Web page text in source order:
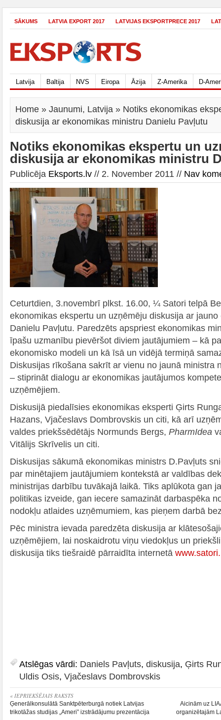
SĀKUMS LATVIA EXPORT 2017 LATVIJAS EKSPORTPRECE 2017
Latvija Baltija NVS Eiropa Āzija Z-Amerika D-
Home » Jaunumi, Latvija » Notiks ekonomikas
diskusija ar ekonomikas ministru Danielu Pavļutu
Notiks ekonomikas ekspertu un
diskusija ar ekonomikas ministru
Publicēja Eksports.lv // 2. November 2011 // Nav
Ceturtdien, 3.novembrī plkst. 16.00, ¼ Satori telpā
ekonomikas ekspertu un uzņēmēju diskusija ar
Danielu Pavļutu. Paredzēts apspriest ekonomikas
īpašu uzmanību pievēršot diviem jautājumiem – kā
ekonomisko modeli un kā īsā un vidējā termiņā
Diskusijas rīkošana sakrīt ar vienu no jaunā ministra
– stiprināt dialogu ar ekonomikas jautājumos
uzņēmējiem.
Diskusijā piedalīsies ekonomikas eksperti Ģirts
Hazans, Vjačeslavs Dombrovskis un citi, kā arī
valdes priekšsēdētājs Normunds Bergs, PharmIdea
Vitālijs Skrīvelis un citi.
Diskusijas sākumā ekonomikas ministrs D.Pavļuts
par minētajiem jautājumiem kontekstā ar valdības
ministrijas darbību tuvākajā laikā. Tiks aplūkota gan
politikas izveide, gan iecere samazināt darbaspēka
nodokļu atlaides uzņēmumiem, kas pieņem darbā
Pēc ministra ievada paredzēta diskusija ar
uzņēmējiem, lai noskaidrotu viņu viedokļus un
diskusija tiks tiešraidē pārraidīta internetā
Atslēgas vārdi: Daniels Pavļuts, diskusija, Ģirts
Uldis Osis, Vjačeslavs Dombrovskis
« IEPRIEKŠĒJAIS RAKSTS
Ģenerālkonsulātā Sanktpēterburgā notiek Latvijas
trikotāžas studijas „Ameri” izstrādājumu prezentācija
Aicinām uz
organizētajām